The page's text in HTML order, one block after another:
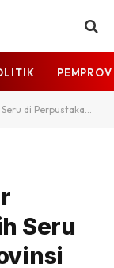
Provinsi Kaltara
Seru